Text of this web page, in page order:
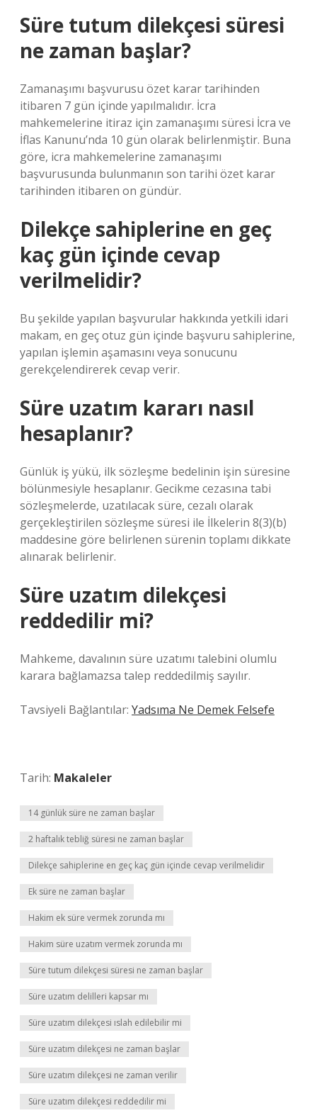
Süre tutum dilekçesi süresi
ne zaman başlar?
Zamanaşımı başvurusu özet karar tarihinden
itibaren 7 gün içinde yapılmalıdır. İcra
mahkemelerine itiraz için zamanaşımı süresi İcra ve
İflas Kanunu’nda 10 gün olarak belirlenmiştir. Buna
göre, icra mahkemelerine zamanaşımı
başvurusunda bulunmanın son tarihi özet karar
tarihinden itibaren on gündür.
Dilekçe sahiplerine en geç
kaç gün içinde cevap
verilmelidir?
Bu şekilde yapılan başvurular hakkında yetkili idari
makam, en geç otuz gün içinde başvuru sahiplerine,
yapılan işlemin aşamasını veya sonucunu
gerekçelendirerek cevap verir.
Süre uzatım kararı nasıl
hesaplanır?
Günlük iş yükü, ilk sözleşme bedelinin işin süresine
bölünmesiyle hesaplanır. Gecikme cezasına tabi
sözleşmelerde, uzatılacak süre, cezalı olarak
gerçekleştirilen sözleşme süresi ile İlkelerin 8(3)(b)
maddesine göre belirlenen sürenin toplamı dikkate
alınarak belirlenir.
Süre uzatım dilekçesi
reddedilir mi?
Mahkeme, davalının süre uzatımı talebini olumlu
karara bağlamazsa talep reddedilmiş sayılır.
Tavsiyeli Bağlantılar: Yadsıma Ne Demek Felsefe
Tarih: Makaleler
14 günlük süre ne zaman başlar
2 haftalık tebliğ süresi ne zaman başlar
Dilekçe sahiplerine en geç kaç gün içinde cevap verilmelidir
Ek süre ne zaman başlar
Hakim ek süre vermek zorunda mı
Hakim süre uzatım vermek zorunda mı
Süre tutum dilekçesi süresi ne zaman başlar
Süre uzatım delilleri kapsar mı
Süre uzatım dilekçesi ıslah edilebilir mi
Süre uzatım dilekçesi ne zaman başlar
Süre uzatım dilekçesi ne zaman verilir
Süre uzatım dilekçesi reddedilir mi